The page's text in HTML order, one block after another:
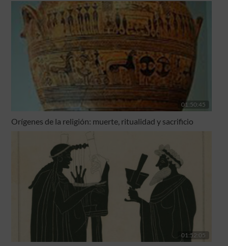
01:50:45
Orígenes de la religión: muerte, ritualidad y sacrificio
01:52:05